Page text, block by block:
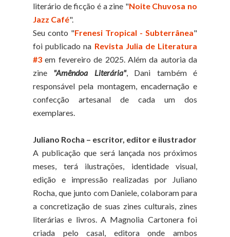
literário de ficção é a zine "Noite Chuvosa no
Jazz Café".
Seu conto "Frenesi Tropical - Subterrânea"
foi publicado na Revista Julia de Literatura
#3 em fevereiro de 2025. Além da autoria da
zine "Amêndoa Literária", Dani também é
responsável pela montagem, encadernação e
confecção artesanal de cada um dos
exemplares.
Juliano Rocha – escritor, editor e ilustrador
A publicação que será lançada nos próximos
meses, terá ilustrações, identidade visual,
edição e impressão realizadas por Juliano
Rocha, que junto com Daniele, colaboram para
a concretização de suas zines culturais, zines
literárias e livros. A Magnolia Cartonera foi
criada pelo casal, editora onde ambos